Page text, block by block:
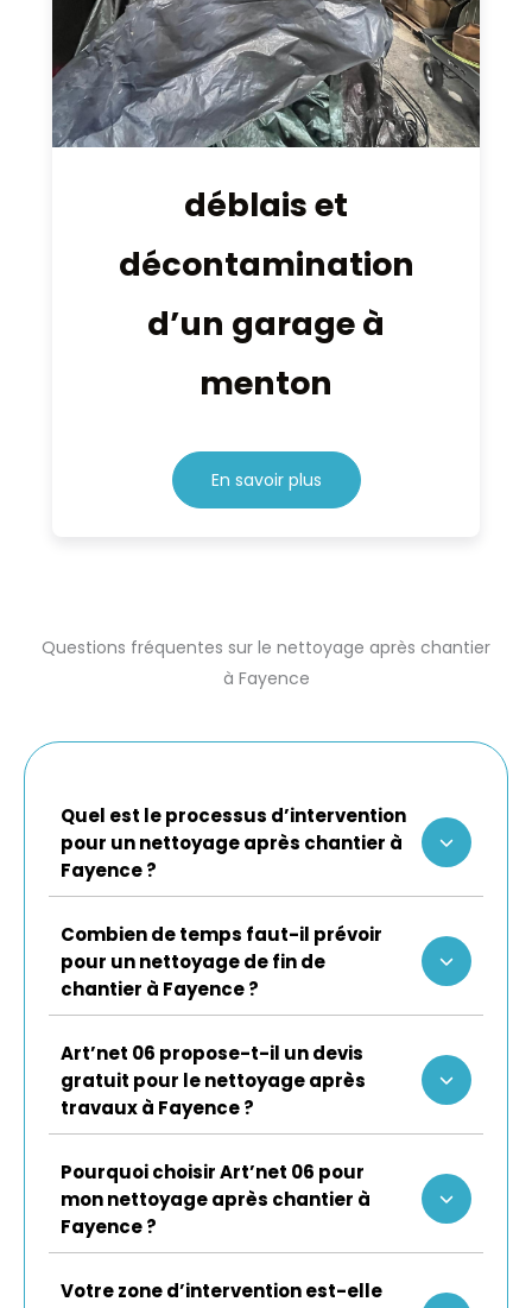
déblais et
décontamination
d’un garage à
menton
En savoir plus
Questions fréquentes sur le nettoyage après chantier
à Fayence
Quel est le processus d’intervention
pour un nettoyage après chantier à
Fayence ?
Combien de temps faut-il prévoir
pour un nettoyage de fin de
chantier à Fayence ?
Art’net 06 propose-t-il un devis
gratuit pour le nettoyage après
travaux à Fayence ?
Pourquoi choisir Art’net 06 pour
mon nettoyage après chantier à
Fayence ?
Votre zone d’intervention est-elle